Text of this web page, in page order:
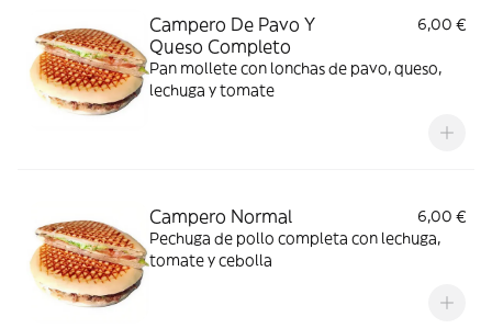
Campero De Pavo Y
Queso Completo
6,00 €
Pan mollete con lonchas de pavo, queso,
lechuga y tomate
Campero Normal
6,00 €
Pechuga de pollo completa con lechuga,
tomate y cebolla